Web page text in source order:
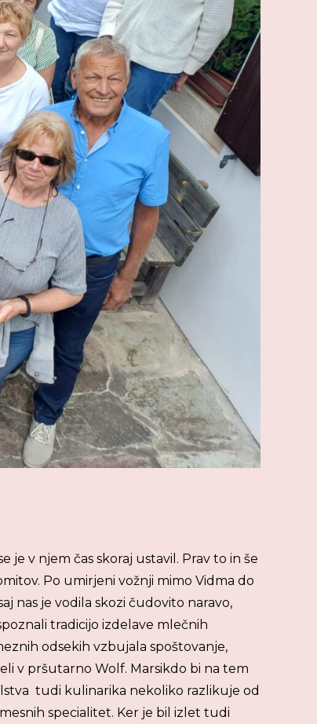
je v njem čas skoraj ustavil. Prav to in še
Po umirjeni vožnji mimo Vidma do
nas je vodila skozi čudovito naravo,
tradicijo izdelave mlečnih
odsekih vzbujala spoštovanje,
v pršutarno Wolf. Marsikdo bi na tem
tudi kulinarika nekoliko razlikuje od
specialitet. Ker je bil izlet tudi